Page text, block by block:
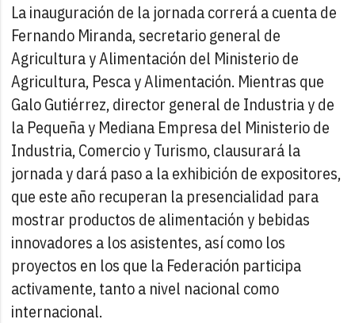
La inauguración de la jornada correrá a cuenta de
Fernando Miranda, secretario general de
Agricultura y Alimentación del Ministerio de
Agricultura, Pesca y Alimentación. Mientras que
Galo Gutiérrez, director general de Industria y de
la Pequeña y Mediana Empresa del Ministerio de
Industria, Comercio y Turismo, clausurará la
jornada y dará paso a la exhibición de expositores,
que este año recuperan la presencialidad para
mostrar productos de alimentación y bebidas
innovadores a los asistentes, así como los
proyectos en los que la Federación participa
activamente, tanto a nivel nacional como
internacional.